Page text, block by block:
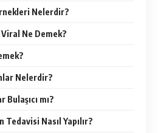
Nelerdir?
Ne Demek?
Nelerdir?
mı?
Nasıl Yapılır?